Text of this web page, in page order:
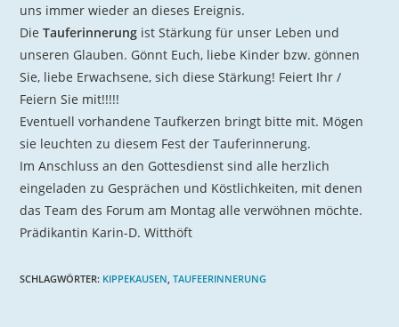
uns immer wieder an dieses Ereignis.
DieTauferinnerung ist Stärkung für unser Leben und
unseren Glauben. Gönnt Euch, liebe Kinder bzw. gönnen
Sie, liebe Erwachsene, sich diese Stärkung! Feiert Ihr /
Feiern Sie mit!!!!!
Eventuell vorhandene Taufkerzen bringt bitte mit. Mögen
sie leuchten zu diesem Fest der Tauferinnerung.
Im Anschluss an den Gottesdienst sind alle herzlich
eingeladen zu Gesprächen und Köstlichkeiten, mit denen
das Team des Forum am Montag alle verwöhnen möchte.
Prädikantin Karin-D. Witthöft
SCHLAGWÖRTER: KIPPEKAUSEN TAUFEERINNERUNG